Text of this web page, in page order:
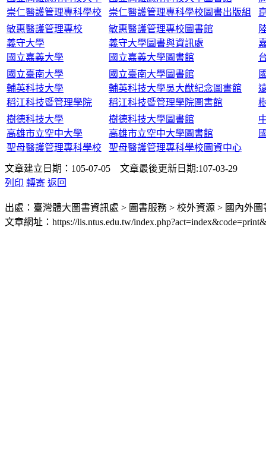
崇仁醫護管理專科學校
崇仁醫護管理專科學校圖書出版組
敏惠醫護管理專校
敏惠醫護管理專校圖書館
義守大學
義守大學圖書與資訊處
國立嘉義大學
國立嘉義大學圖書館
國立臺南大學
國立臺南大學圖書館
輔英科技大學
輔英科技大學吳大猷紀念圖書館
稻江科技暨管理學院
稻江科技暨管理學院圖書館
樹德科技大學
樹德科技大學圖書館
高雄市立空中大學
高雄市立空中大學圖書館
聖母醫護管理專科學校
聖母醫護管理專科學校圖資中心
文章建立日期：105-07-05 文章最後更新日期:107-03-29
列印 轉寄 返回
出處：臺灣體大圖書資訊處 > 圖書服務 > 校外資源 > 國內外
文章網址：https://lis.ntus.edu.tw/